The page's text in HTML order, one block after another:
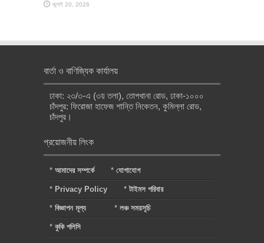
জুলাই 20, 2026
বার্তা ও বাণিজ্যিক কার্যালয়
ঢাকা: ২৩/৩-এ (৩য় তলা), তোপখানা রোড, ঢাকা-১০০০
চাঁদপুর: ফিরোজা হাফেজ শান্তি নিকেতন, কুমিল্লা রোড,
চাঁদপুর।
প্রয়োজনীয় লিংক
* আমাদের সম্পর্কে * যোগাযোগ
* Privacy Policy *টাইমস পরিবার
* বিজ্ঞাপন মূল্য * লঞ্চ সময়সূচি
* কুকি পলিসি